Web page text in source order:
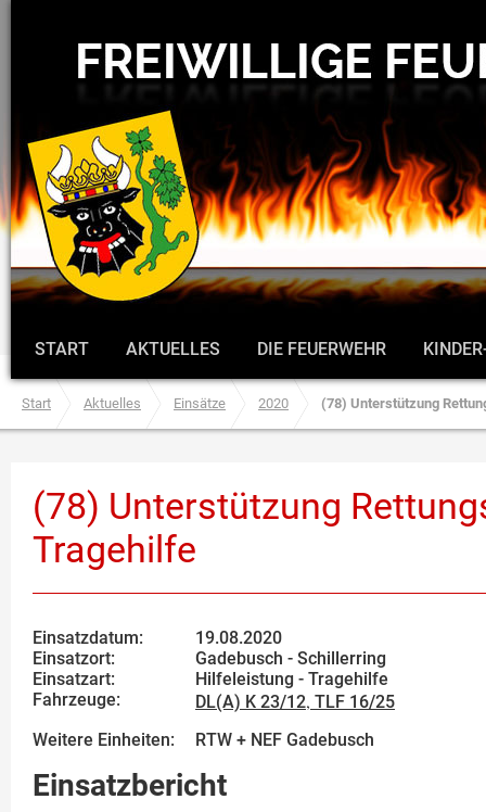
START AKTUELLES DIE FEUERWEHR
Start Aktuelles Einsätze 2020 (78) Unterstützung
(78) Unterstützung
Tragehilfe
Einsatzdatum:
19.08.2020
Einsatzort:
Gadebusch - Schillerring
Einsatzart:
Hilfeleistung - Tragehilfe
Fahrzeuge:
DL(A) K 23/12, TLF 16/25
Weitere Einheiten:
RTW + NEF Gadebusch
Einsatzbericht